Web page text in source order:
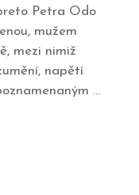
Petra Odo
mužem
mezi nimiž
napětí
…